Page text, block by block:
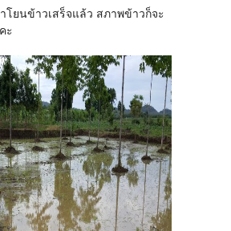
โยนข้าวเสร็จแล้ว สภาพข้าวก็จะ
ะ